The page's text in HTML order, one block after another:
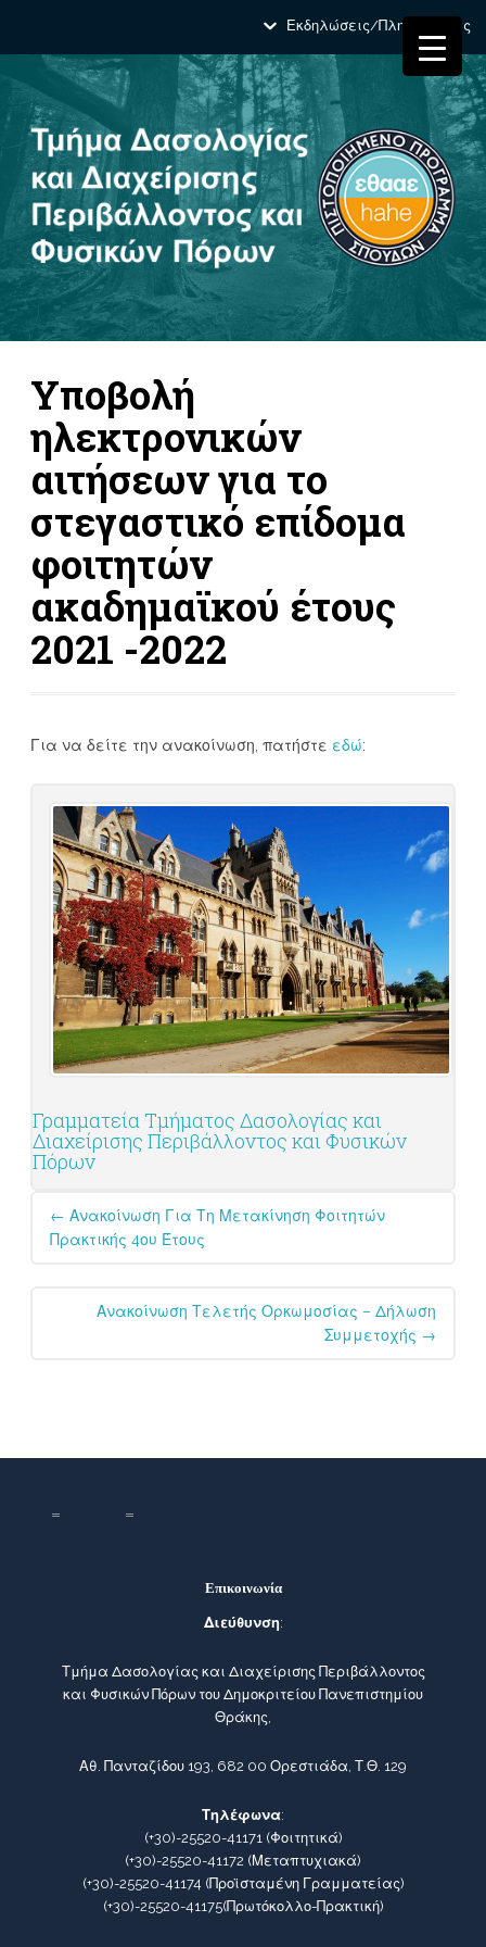
Εκδηλώσεις/Πληροφορίες
Υποβολή
ηλεκτρονικών
αιτήσεων για το
στεγαστικό επίδομα
φοιτητών
ακαδημαϊκού έτους
2021 -2022
Για να δείτε την ανακοίνωση, πατήστε εδώ:
Γραμματεία Τμήματος Δασολογίας και
Διαχείρισης Περιβάλλοντος και Φυσικών
Πόρων
Post
navigation
← Ανακοίνωση Για Τη Μετακίνηση Φοιτητών
Πρακτικής 4ου Έτους
Ανακοίνωση Τελετής Ορκωμοσίας – Δήλωση
Συμμετοχής →
Επικοινωνία
Διεύθυνση:
Τμήμα Δασολογίας και Διαχείρισης Περιβάλλοντος
και Φυσικών Πόρων του Δημοκριτείου Πανεπιστημίου
Θράκης,
Αθ. Πανταζίδου 193, 682 00 Ορεστιάδα, Τ.Θ. 129
Τηλέφωνα:
(+30)-25520-41171(Φοιτητικά)
(+30)-25520-41172 (Μεταπτυχιακά)
(+30)-25520-41174 (Προϊσταμένη Γραμματείας)
(+30)-25520-41175(Πρωτόκολλο-Πρακτική)